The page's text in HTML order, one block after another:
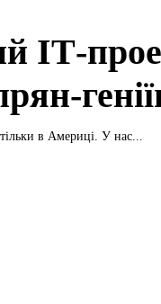
ІТ-
в Америці. У нас...